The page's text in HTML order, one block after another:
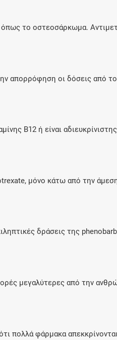
το οστεοσάρκωμα.
απορρόφηση οι δόσεις από
Β12 ή είναι
μόνο κάτω από την
δράσεις της
μεγαλύτερες από την
πολλά φάρμακα